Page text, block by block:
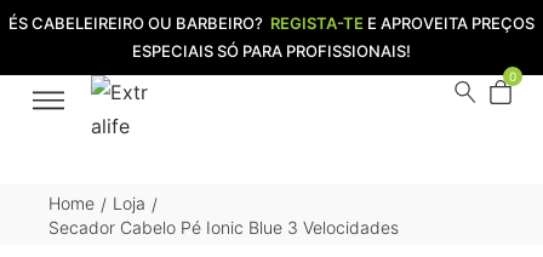
ÉS CABELEIREIRO OU BARBEIRO? REGISTA-TE E APROVEITA PREÇOS
ESPECIAIS SÓ PARA PROFISSIONAIS!
0
Home / Loja /
Secador Cabelo Pé Ionic Blue 3 Velocidades